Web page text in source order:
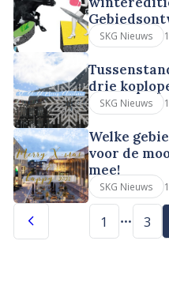
SKG Nieuws
drie
SKG Nieuws
Welke
voor de
mee!
SKG Nieuws
1 3